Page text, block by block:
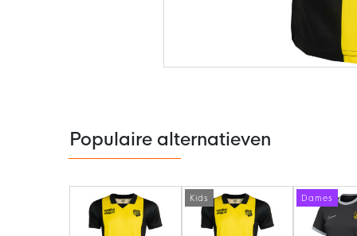
de
afbeeldingen-
gallerij
Populaire alternatieven
Kids Dames